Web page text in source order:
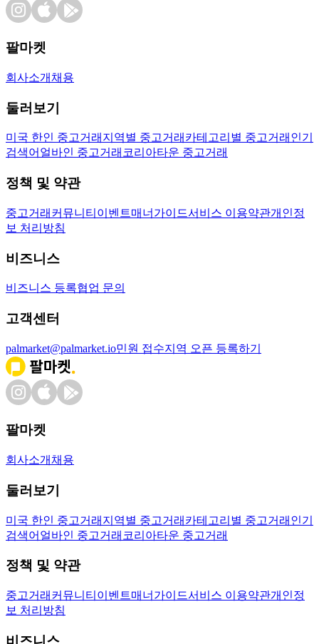
팔마켓
회사소개 채용
둘러보기
미국 한인 중고거래 지역별 중고거래 카테고리별 중고거래 인기
검색어 얼바인 중고거래 코리아타운 중고거래
정책 및 약관
중고거래 커뮤니티 이벤트매너가이드서비스 이용약관개인정
보 처리방침
비즈니스
비즈니스 등록협업 문의
고객센터
palmarket@palmarket.io민원 접수지역 오픈 등록하기
팔마켓
회사소개 채용
둘러보기
미국 한인 중고거래 지역별 중고거래 카테고리별 중고거래 인기
검색어 얼바인 중고거래 코리아타운 중고거래
정책 및 약관
중고거래 커뮤니티 이벤트매너가이드서비스 이용약관개인정
보 처리방침
비즈니스